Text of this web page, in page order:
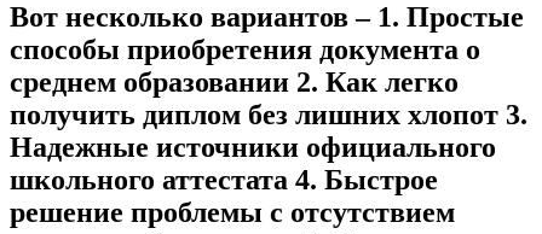
Вот несколько вариантов – 1. Простые
способы приобретения документа о
среднем образовании 2. Как легко
получить диплом без лишних хлопот 3.
Надежные источники официального
школьного аттестата 4. Быстрое
решение проблемы с отсутствием